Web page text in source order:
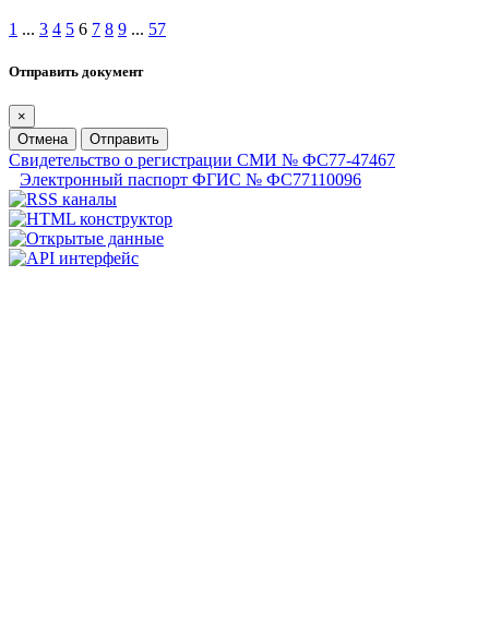
1 ... 3 4 5 6 7 8 9 ... 57
Отправить документ
×
Отмена
Отправить
Свидетельство о регистрации СМИ № ФС77-47467
Электронный паспорт ФГИС № ФС77110096